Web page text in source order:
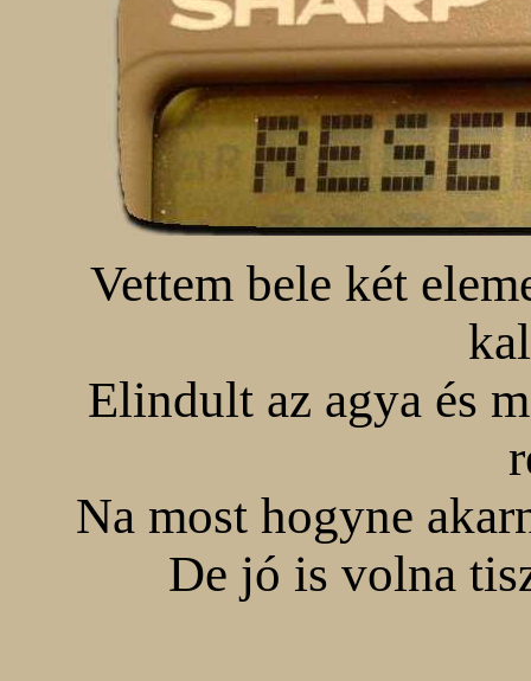
Vettem bele két
Elindult az agya és
Na most hogyne
De jó is volna